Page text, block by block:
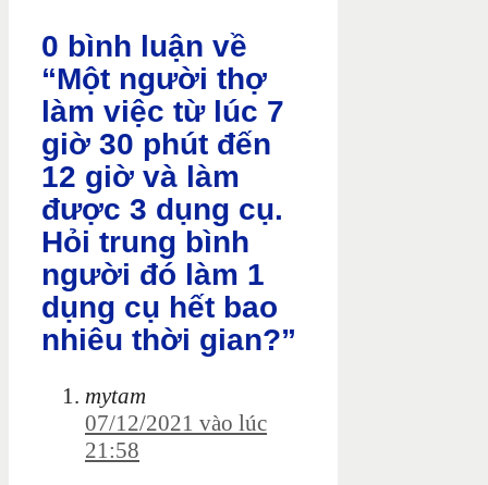
0 bình luận về
“Một người thợ
làm việc từ lúc 7
giờ 30 phút đến
12 giờ và làm
được 3 dụng cụ.
Hỏi trung bình
người đó làm 1
dụng cụ hết bao
nhiêu thời gian?”
mytam
07/12/2021 vào lúc
21:58